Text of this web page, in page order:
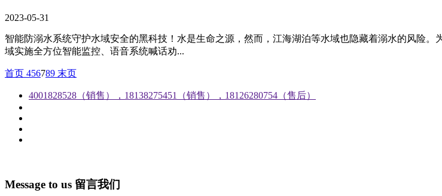
2023-05-31
智能防溺水系统守护水域安全的黑科技！水是生命之源，然而，江海湖泊等水域也隐藏着溺水的风险
域实施全方位智能监控、语音系统喊话劝...
首页 456789 末页
4001828528（销售），18138275451（销售），18126280754（售后）
Message to us 留言我们